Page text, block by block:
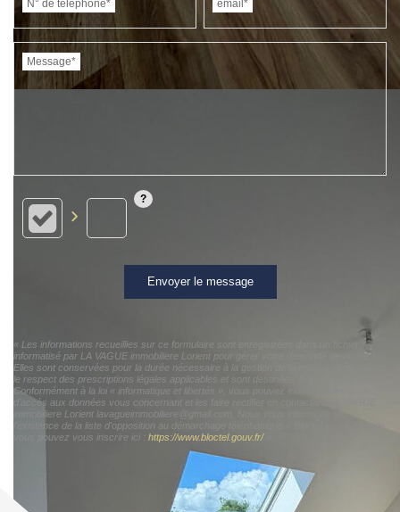
N° de téléphone* email*
Message*
Envoyer le message
« Les informations recueillies sur ce formulaire sont enregistrées dans un fichier
informatisé par LA VAGUE immobiliere Lorient pour gérer votre demande de contact.
Elles sont conservées pour la durée nécessaire à la gestion de la relation client dans
le respect des prescriptions légales applicables et sont destinées à nos conseillers
Conformément à la loi « informatique et libertés », vous pouvez exercer votre droit
d'accès aux données vous concernant et les faire rectifier en contactant LA VAGUE
immobiliere Lorient lavagueimmobiliere@gmail.com. Nous vous informons de
l'existence de la liste d'opposition au démarchage téléphonique « Bloctel », sur laquelle
vous pouvez vous inscrire ici : https://www.bloctel.gouv.fr/»